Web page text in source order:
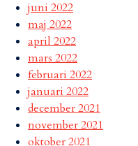
juni 2022
maj 2022
april 2022
mars 2022
februari 2022
januari 2022
december 2021
november 2021
oktober 2021